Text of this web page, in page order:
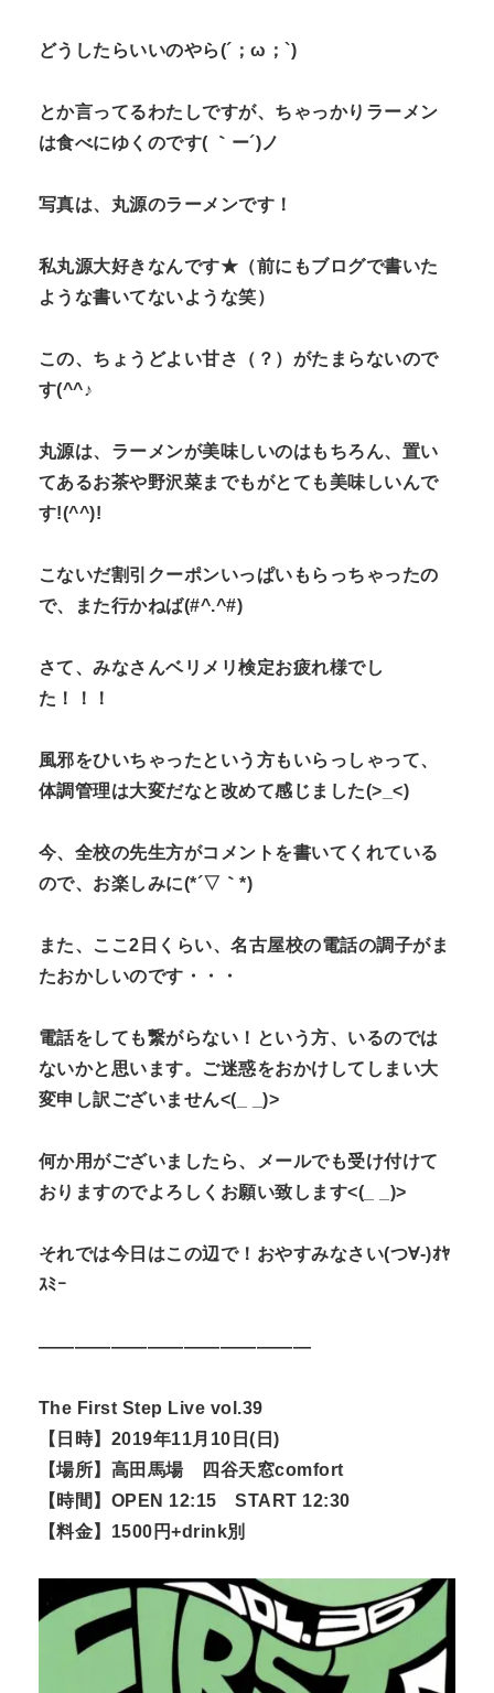
どうしたらいいのやら(´；ω；`)
とか言ってるわたしですが、ちゃっかりラーメン
は食べにゆくのです( ｀ー´)ノ
写真は、丸源のラーメンです！
私丸源大好きなんです★（前にもブログで書いた
ような書いてないような笑）
この、ちょうどよい甘さ（？）がたまらないので
す(^^♪
丸源は、ラーメンが美味しいのはもちろん、置い
てあるお茶や野沢菜までもがとても美味しいんで
す!(^^)!
こないだ割引クーポンいっぱいもらっちゃったの
で、また行かねば(#^.^#)
さて、みなさんベリメリ検定お疲れ様でし
た！！！
風邪をひいちゃったという方もいらっしゃって、
体調管理は大変だなと改めて感じました(>_<)
今、全校の先生方がコメントを書いてくれている
ので、お楽しみに(*´▽｀*)
また、ここ2日くらい、名古屋校の電話の調子がま
たおかしいのです・・・
電話をしても繋がらない！という方、いるのでは
ないかと思います。ご迷惑をおかけしてしまい大
変申し訳ございません<(_ _)>
何か用がございましたら、メールでも受け付けて
おりますのでよろしくお願い致します<(_ _)>
それでは今日はこの辺で！おやすみなさい(つ∀-)ｵﾔ
ｽﾐｰ
———————————————
The First Step Live vol.39
【日時】2019年11月10日(日)
【場所】高田馬場 四谷天窓comfort
【時間】OPEN 12:15 START 12:30
【料金】1500円+drink別